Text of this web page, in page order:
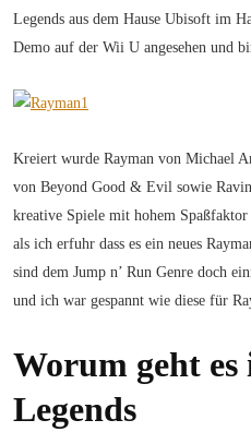
Legends aus dem Hause Ubisoft im
Demo auf der Wii U angesehen und
Kreiert wurde Rayman von Michael
von Beyond Good & Evil sowie
kreative Spiele mit hohem
als ich erfuhr dass es ein neues
sind dem Jump n’ Run Genre doch
und ich war gespannt wie diese für
Worum geht
Legends